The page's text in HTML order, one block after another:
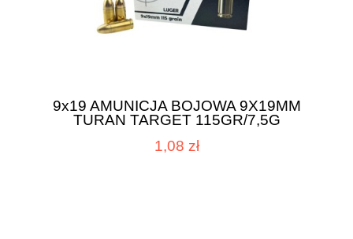
9x19 AMUNICJA BOJOWA 9X19MM
TURAN TARGET 115GR/7,5G
1,08 zł